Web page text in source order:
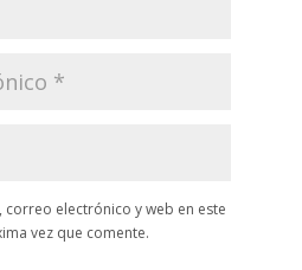
electrónico y web en este
vez que comente.